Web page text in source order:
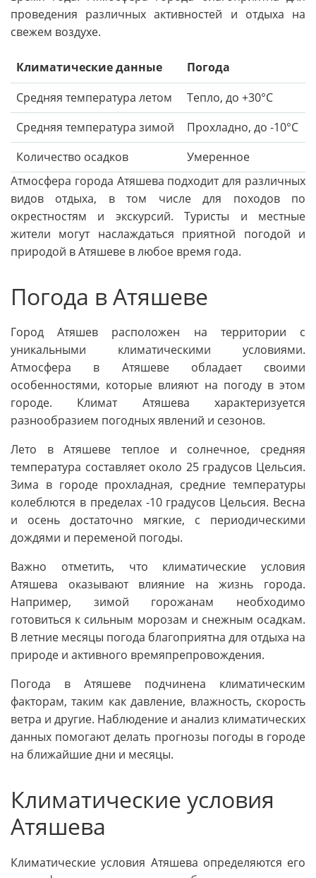
проведения различных активностей и отдыха на
свежем воздухе.
Климатические данные
Погода
Средняя температура летом
Тепло, до +30°C
Средняя температура зимой
Прохладно, до -10°C
Количество осадков
Умеренное
Атмосфера города Атяшева подходит для различных
видов отдыха, в том числе для походов по
окрестностям и экскурсий. Туристы и местные
жители могут наслаждаться приятной погодой и
природой в Атяшеве в любое время года.
Погода в Атяшеве
Город Атяшев расположен на территории с
уникальными климатическими условиями.
Атмосфера в Атяшеве обладает своими
особенностями, которые влияют на погоду в этом
городе. Климат Атяшева характеризуется
разнообразием погодных явлений и сезонов.
Лето в Атяшеве теплое и солнечное, средняя
температура составляет около 25 градусов Цельсия.
Зима в городе прохладная, средние температуры
колеблются в пределах -10 градусов Цельсия. Весна
и осень достаточно мягкие, с периодическими
дождями и переменой погоды.
Важно отметить, что климатические условия
Атяшева оказывают влияние на жизнь города.
Например, зимой горожанам необходимо
готовиться к сильным морозам и снежным осадкам.
В летние месяцы погода благоприятна для отдыха на
природе и активного времяпрепровождения.
Погода в Атяшеве подчинена климатическим
факторам, таким как давление, влажность, скорость
ветра и другие. Наблюдение и анализ климатических
данных помогают делать прогнозы погоды в городе
на ближайшие дни и месяцы.
Климатические условия
Атяшева
Климатические условия Атяшева определяются его